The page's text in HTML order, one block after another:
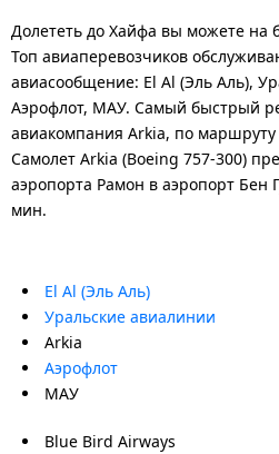
Долететь до Хайфа вы можете на
Топ авиаперевозчиков
авиасообщение: El Al (Эль Аль),
Аэрофлот, МАУ. Самый быстрый
авиакомпания Arkia, по маршруту
Самолет Arkia (Boeing 757-300)
аэропорта Рамон в аэропорт Бен
мин.
El Al (Эль Аль)
Уральские авиалинии
Arkia
Аэрофлот
МАУ
Blue Bird Airways